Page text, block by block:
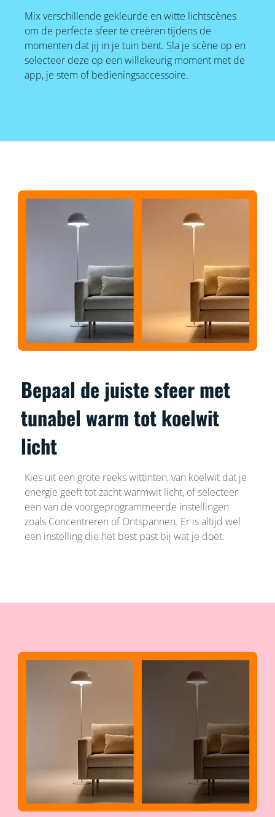
Mix verschillende gekleurde en witte lichtscènes
om de perfecte sfeer te creëren tijdens de
momenten dat jij in je tuin bent. Sla je scène op en
selecteer deze op een willekeurig moment met de
app, je stem of bedieningsaccessoire.
Bepaal de juiste sfeer met
tunabel warm tot koelwit
licht
Kies uit een grote reeks wittinten, van koelwit dat je
energie geeft tot zacht warmwit licht, of selecteer
een van de voorgeprogrammeerde instellingen
zoals Concentreren of Ontspannen. Er is altijd wel
een instelling die het best past bij wat je doet.